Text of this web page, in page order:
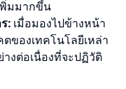
มมากขึ้น
: เมื่อมองไปข้างหน้า
ของเทคโนโลยีเหล่า
งต่อเนื่องที่จะปฏิวัติ